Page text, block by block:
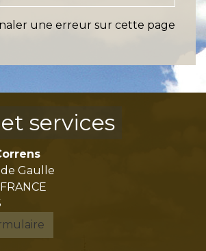
une erreur sur cette page
services
Gaulle